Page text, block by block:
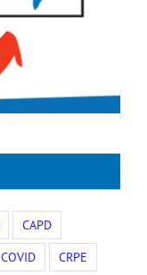
CAPD
COVID
CRPE